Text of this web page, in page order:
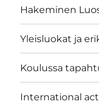
Hakeminen
Yleisluokat ja
Koulussa
International